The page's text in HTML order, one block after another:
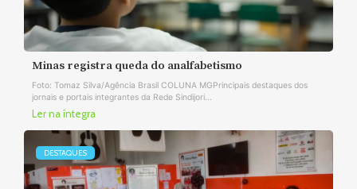
Minas registra queda do analfabetismo
Foto: Tomaz Silva/Agência Brasil COLUNA MGPrincipais destaques dos
jornais e portais integrantes da Rede Sindijori...
Ler na íntegra
DESTAQUES